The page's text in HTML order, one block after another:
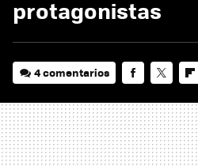
protagonistas
4 comentarios